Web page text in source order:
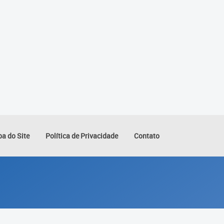
do Site Política de Privacidade Contato